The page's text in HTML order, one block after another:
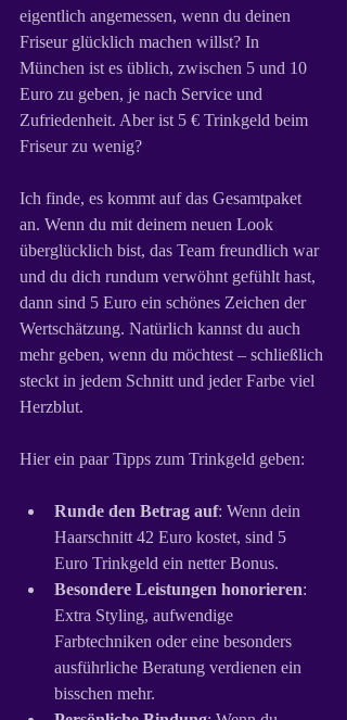
eigentlich angemessen, wenn du deinen
Friseur glücklich machen willst? In
München ist es üblich, zwischen 5 und 10
Euro zu geben, je nach Service und
Zufriedenheit. Aber ist 5 € Trinkgeld beim
Friseur zu wenig?
Ich finde, es kommt auf das Gesamtpaket
an. Wenn du mit deinem neuen Look
überglücklich bist, das Team freundlich war
und du dich rundum verwöhnt gefühlt hast,
dann sind 5 Euro ein schönes Zeichen der
Wertschätzung. Natürlich kannst du auch
mehr geben, wenn du möchtest – schließlich
steckt in jedem Schnitt und jeder Farbe viel
Herzblut.
Hier ein paar Tipps zum Trinkgeld geben:
Runde den Betrag auf: Wenn dein
Haarschnitt 42 Euro kostet, sind 5
Euro Trinkgeld ein netter Bonus.
Besondere Leistungen honorieren:
Extra Styling, aufwendige
Farbtechniken oder eine besonders
ausführliche Beratung verdienen ein
bisschen mehr.